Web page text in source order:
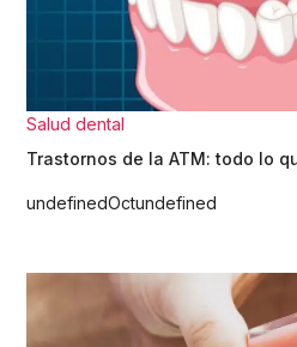
Salud dental
Trastornos de la ATM: todo lo
undefinedOctundefined